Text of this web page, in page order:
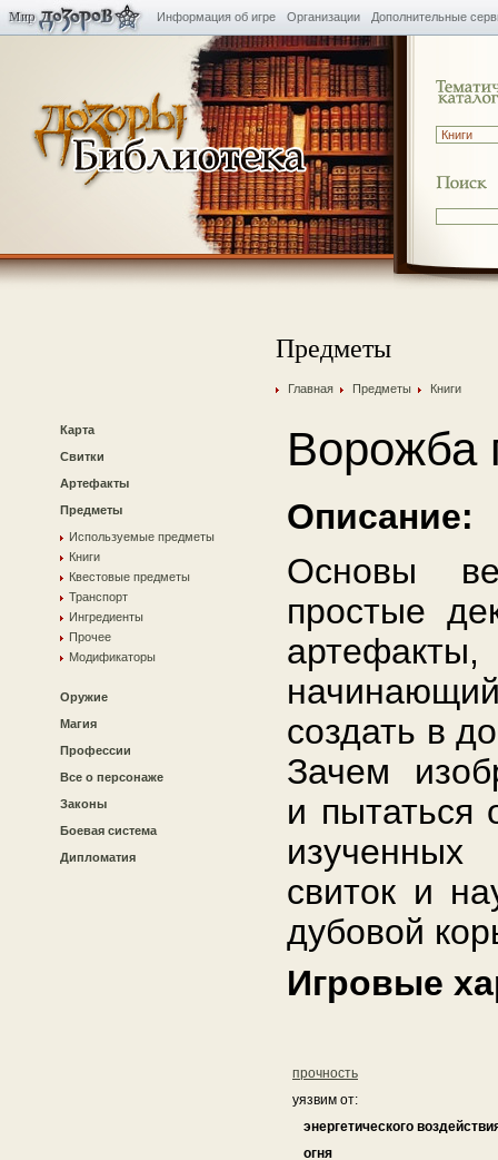
Информация об игре Организации Дополнительные
Карта
Свитки
Артефакты
Предметы
Используемые предметы
Книги
Квестовые предметы
Транспорт
Ингредиенты
Прочее
Модификаторы
Оружие
Магия
Профессии
Все о персонаже
Законы
Боевая система
Дипломатия
Предметы
Главная Предметы Книги
Ворожба
Описание:
Основы
простые
создать в
Зачем
и пытаться
свиток и
дубовой
Игровые
прочность
уязвим от:
энергетического
огня